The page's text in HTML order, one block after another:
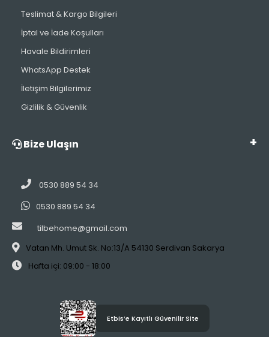
Teslimat & Kargo Bilgileri
İptal ve İade Koşulları
Havale Bildirimleri
WhatsApp Destek
İletişim Bilgilerimiz
Gizlilik & Güvenlik
Bize Ulaşın
0530 889 54 34
0530 889 54 34
tilbehome@gmail.com
Vatan Mh. Umut Sk. No:13/A 54130 Serdivan Sakarya
Hafta içi: 09:00 - 18:00
Etbis’e Kayıtlı Güvenilir Site